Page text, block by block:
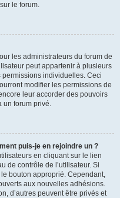
le forum.
les administrateurs du forum de
peut appartenir à plusieurs
individuelles. Ceci
modifier les permissions de
leur accorder des pouvoirs
un forum privé.
puis-je en rejoindre un ?
en cliquant sur le lien
de contrôle de l’utilisateur. Si
bouton approprié. Cependant,
aux nouvelles adhésions.
d’autres peuvent être privés et